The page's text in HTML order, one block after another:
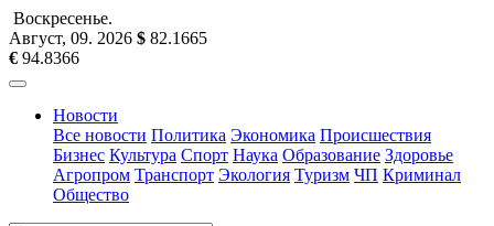
Воскресенье.
Август, 09. 2026 $ 82.1665
€ 94.8366
Новости
Все новости Политика Экономика Происшествия
Бизнес Культура Спорт Наука Образование Здоровье
Агропром Транспорт Экология Туризм ЧП Криминал
Общество